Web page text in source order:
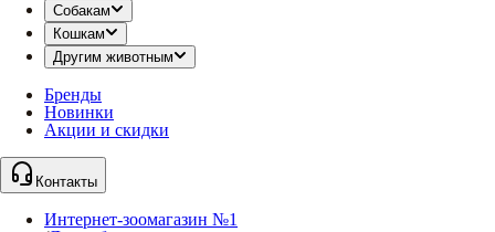
Собакам
Кошкам
Другим животным
Бренды
Новинки
Акции и скидки
Контакты
Интернет-зоомагазин №1